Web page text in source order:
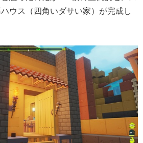
ウス（四角いダサい家）が完成し